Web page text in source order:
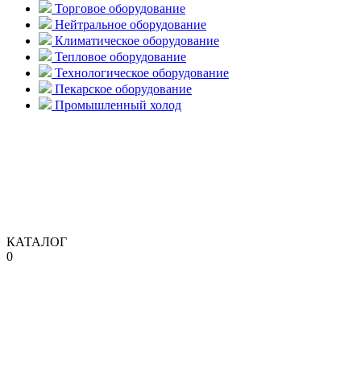
Торговое оборудование
Нейтральное оборудование
Климатическое оборудование
Тепловое оборудование
Технологическое оборудование
Пекарское оборудование
Промышленный холод
КАТАЛОГ
0